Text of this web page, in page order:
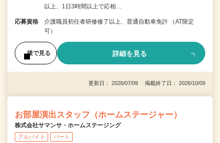
以上、1日3時間以上で応相…
応募資格
介護職員初任者研修修了以上、普通自動車免許 （AT限定
可）
後で見る 詳細を見る
更新日： 2026/07/09 掲載終了日： 2026/10/09
お部屋演出スタッフ（ホームステージャー）
株式会社サマンサ・ホームステージング
アルバイト パート